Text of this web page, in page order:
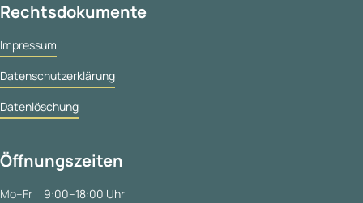
Rechtsdokumente
Impressum
Datenschutzerklärung
Datenlöschung
Öffnungszeiten
Mo–Fr
9:00–18:00 Uhr